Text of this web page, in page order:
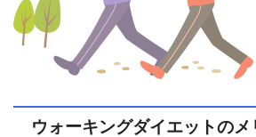
ウォーキングダイエットのメ